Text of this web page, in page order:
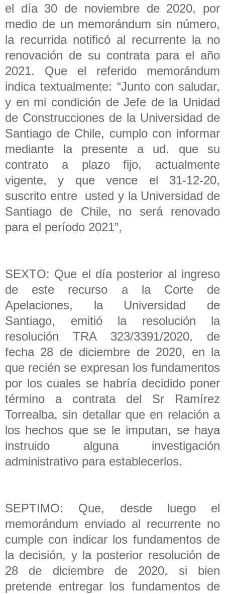
el día 30 de noviembre de 2020, por
medio de un memorándum sin número,
la recurrida notificó al recurrente la no
renovación de su contrata para el año
2021. Que el referido memorándum
indica textualmente: “Junto con saludar,
y en mi condición de Jefe de la Unidad
de Construcciones de la Universidad de
Santiago de Chile, cumplo con informar
mediante la presente a ud. que su
contrato a plazo fijo, actualmente
vigente, y que vence el 31-12-20,
suscrito entre usted y la Universidad de
Santiago de Chile, no será renovado
para el período 2021”,
SEXTO: Que el día posterior al ingreso
de este recurso a la Corte de
Apelaciones, la Universidad de
Santiago, emitió la resolución la
resolución TRA 323/3391/2020, de
fecha 28 de diciembre de 2020, en la
que recién se expresan los fundamentos
por los cuales se habría decidido poner
término a contrata del Sr Ramírez
Torrealba, sin detallar que en relación a
los hechos que se le imputan, se haya
instruido alguna investigación
administrativo para establecerlos.
SEPTIMO: Que, desde luego el
memorándum enviado al recurrente no
cumple con indicar los fundamentos de
la decisión, y la posterior resolución de
28 de diciembre de 2020, si bien
pretende entregar los fundamentos de